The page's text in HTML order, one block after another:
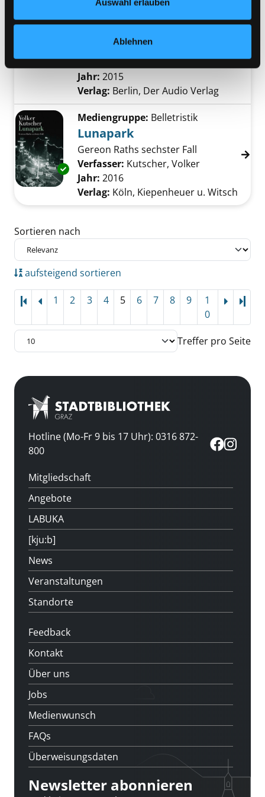
Auswahl erlauben
Ablehnen
Exemplar-Details von Das siebte Kreuz
Verfasser:Seghers, AnnaSuche nach
Jahr: 2015
Verlag: Berlin, Der Audio Verlag
Exemplar-Details von Lunapark anzeigen
Mediengruppe: Belletristik
Lunapark
Gereon Raths sechster Fall
Verfasser: Kutscher, Volker
Jahr: 2016
Verlag: Köln, Kiepenheuer u. Witsch
Zu den Suchfiltern springen
Sortieren nach
aufsteigend sortieren
1 2 3 4 5 6 7 8 9
1
0
Treffer pro Seite
Hotline (Mo-Fr 9 bis 17 Uhr): 0316 872-
800
Mitgliedschaft
Angebote
LABUKA
[kju:b]
News
Veranstaltungen
Standorte
Feedback
Kontakt
Über uns
Jobs
Medienwunsch
FAQs
Überweisungsdaten
Newsletter abonnieren